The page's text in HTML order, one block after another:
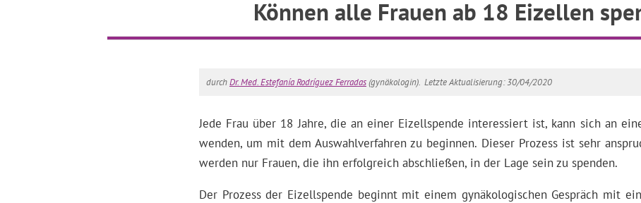
Können alle Frauen ab 18 Eizellen
durchDr. Med. Estefanía Rodríguez Ferradas(gynäkologin). Letzte Aktualisierung: 30/04/2020
Jede Frau über 18 Jahre, die an einer Eizellspende interessiert ist, kann sich an
wenden, um mit dem Auswahlverfahren zu beginnen. Dieser Prozess ist sehr
werden nur Frauen, die ihn erfolgreich abschließen, in der Lage sein zu spenden.
Der Prozess der Eizellspende beginnt mit einem gynäkologischen Gespräch mit